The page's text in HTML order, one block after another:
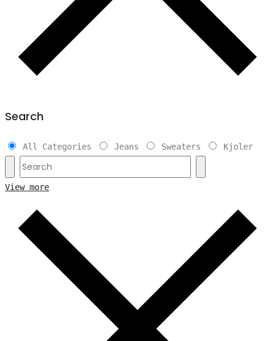
Search
All Categories Jeans Sweaters Kjoler
View more